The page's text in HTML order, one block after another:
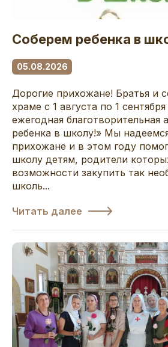
Соберем ребенка в
05.08.2026
Дорогие прихожане! Братья и
храме с 1 августа по 1
ежегодная благотворительная
ребенка в школу!» Мы
прихожане и в этом году
школу детям, родители
возможности закупить так
школь...
Читать далее